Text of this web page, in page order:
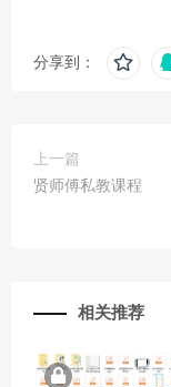
分享到：
上一篇
贤师傅私教课程
相关推荐